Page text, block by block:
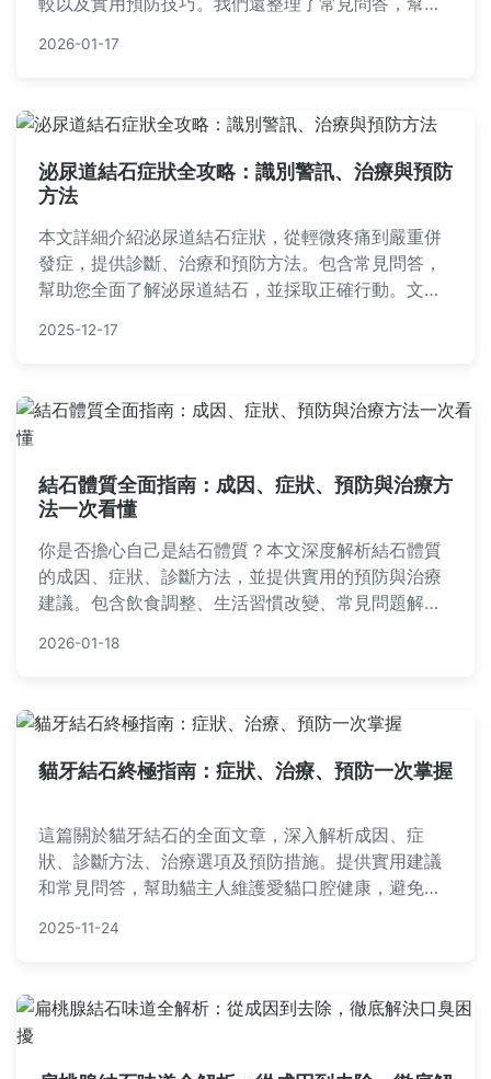
2026-01-17
泌尿道結石症狀全攻略：識別警訊、治療與預防
方法
本文詳細介紹泌尿道結石症狀，從輕微疼痛到嚴重併
發症，提供診斷、治療和預防方法。包含常見問答，
幫助您全面了解泌尿道結石，並採取正確行動。文章
泌尿健康的人閱讀。
2025-12-17
結石體質全面指南：成因、症狀、預防與治療方
法一次看懂
你是否擔心自己是結石體質？本文深度解析結石體質
的成因、症狀、診斷方法，並提供實用的預防與治療
建議。包含飲食調整、生活習慣改變、常見問題解
專業內容基於醫學知識，適合所有關注泌尿健康的人
2026-01-18
貓牙結石終極指南：症狀、治療、預防一次掌握
這篇關於貓牙結石的全面文章，深入解析成因、症
狀、診斷方法、治療選項及預防措施。提供實用建議
和常見問答，幫助貓主人維護愛貓口腔健康，避免嚴
所有貓咪飼主參考。
2025-11-24